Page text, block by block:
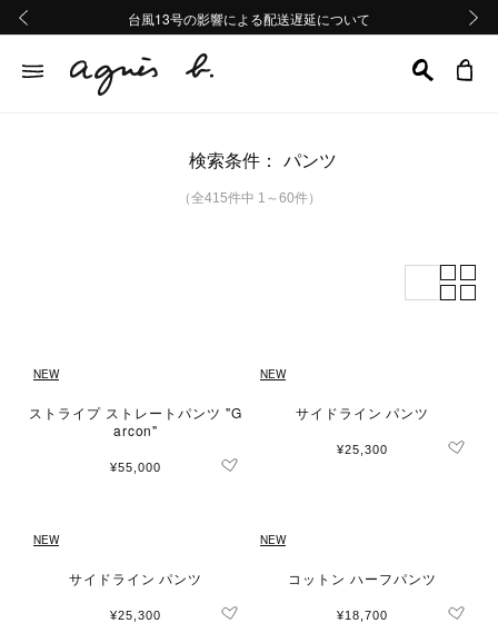
熊本地域地震の影響による配送遅延について
Summer Sale 2buy10%OFF!!
台風13号の影響による配送遅延について
熊本地域地震の影響による配送遅延について
Summer Sale 2buy10%OFF!!
検索条件： パンツ
（全415件中 1～60件）
NEW
ストライプ ストレートパンツ "G
arcon"
¥55,000
NEW
サイドライン パンツ
¥25,300
NEW
サイドライン パンツ
¥25,300
NEW
コットン ハーフパンツ
¥18,700